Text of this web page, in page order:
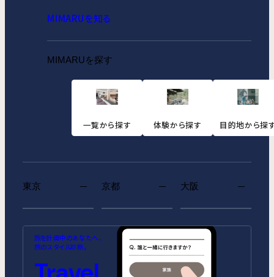
MIMARUを知る
MIMARUを探す
一覧から探す 体験から探す 目的地から探
東京
MIMARU SUITES 東京浅草
MIMARU東京 池袋
MIMARU SUITES 東京日本橋
MIMARU東京 錦糸町
京都
MIMARU SUITES 京都
CENTRAL
MIMARU京都 河原町五条
MIMARU京都 STATION MIMARU京都 新町三条
大阪
MIMARU大阪 難波STATION
ANNEX（2026年10月1日開業）
MIMARU大阪 心斎橋
CENTRAL（2026年9月1日開業）
MIMARU大阪 心斎橋NORTH
MIMARU大阪 心斎橋EAST
旅を計画中のあなたへ、
旅のスタイル診断。